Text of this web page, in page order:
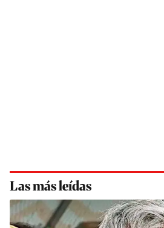
Las más leídas